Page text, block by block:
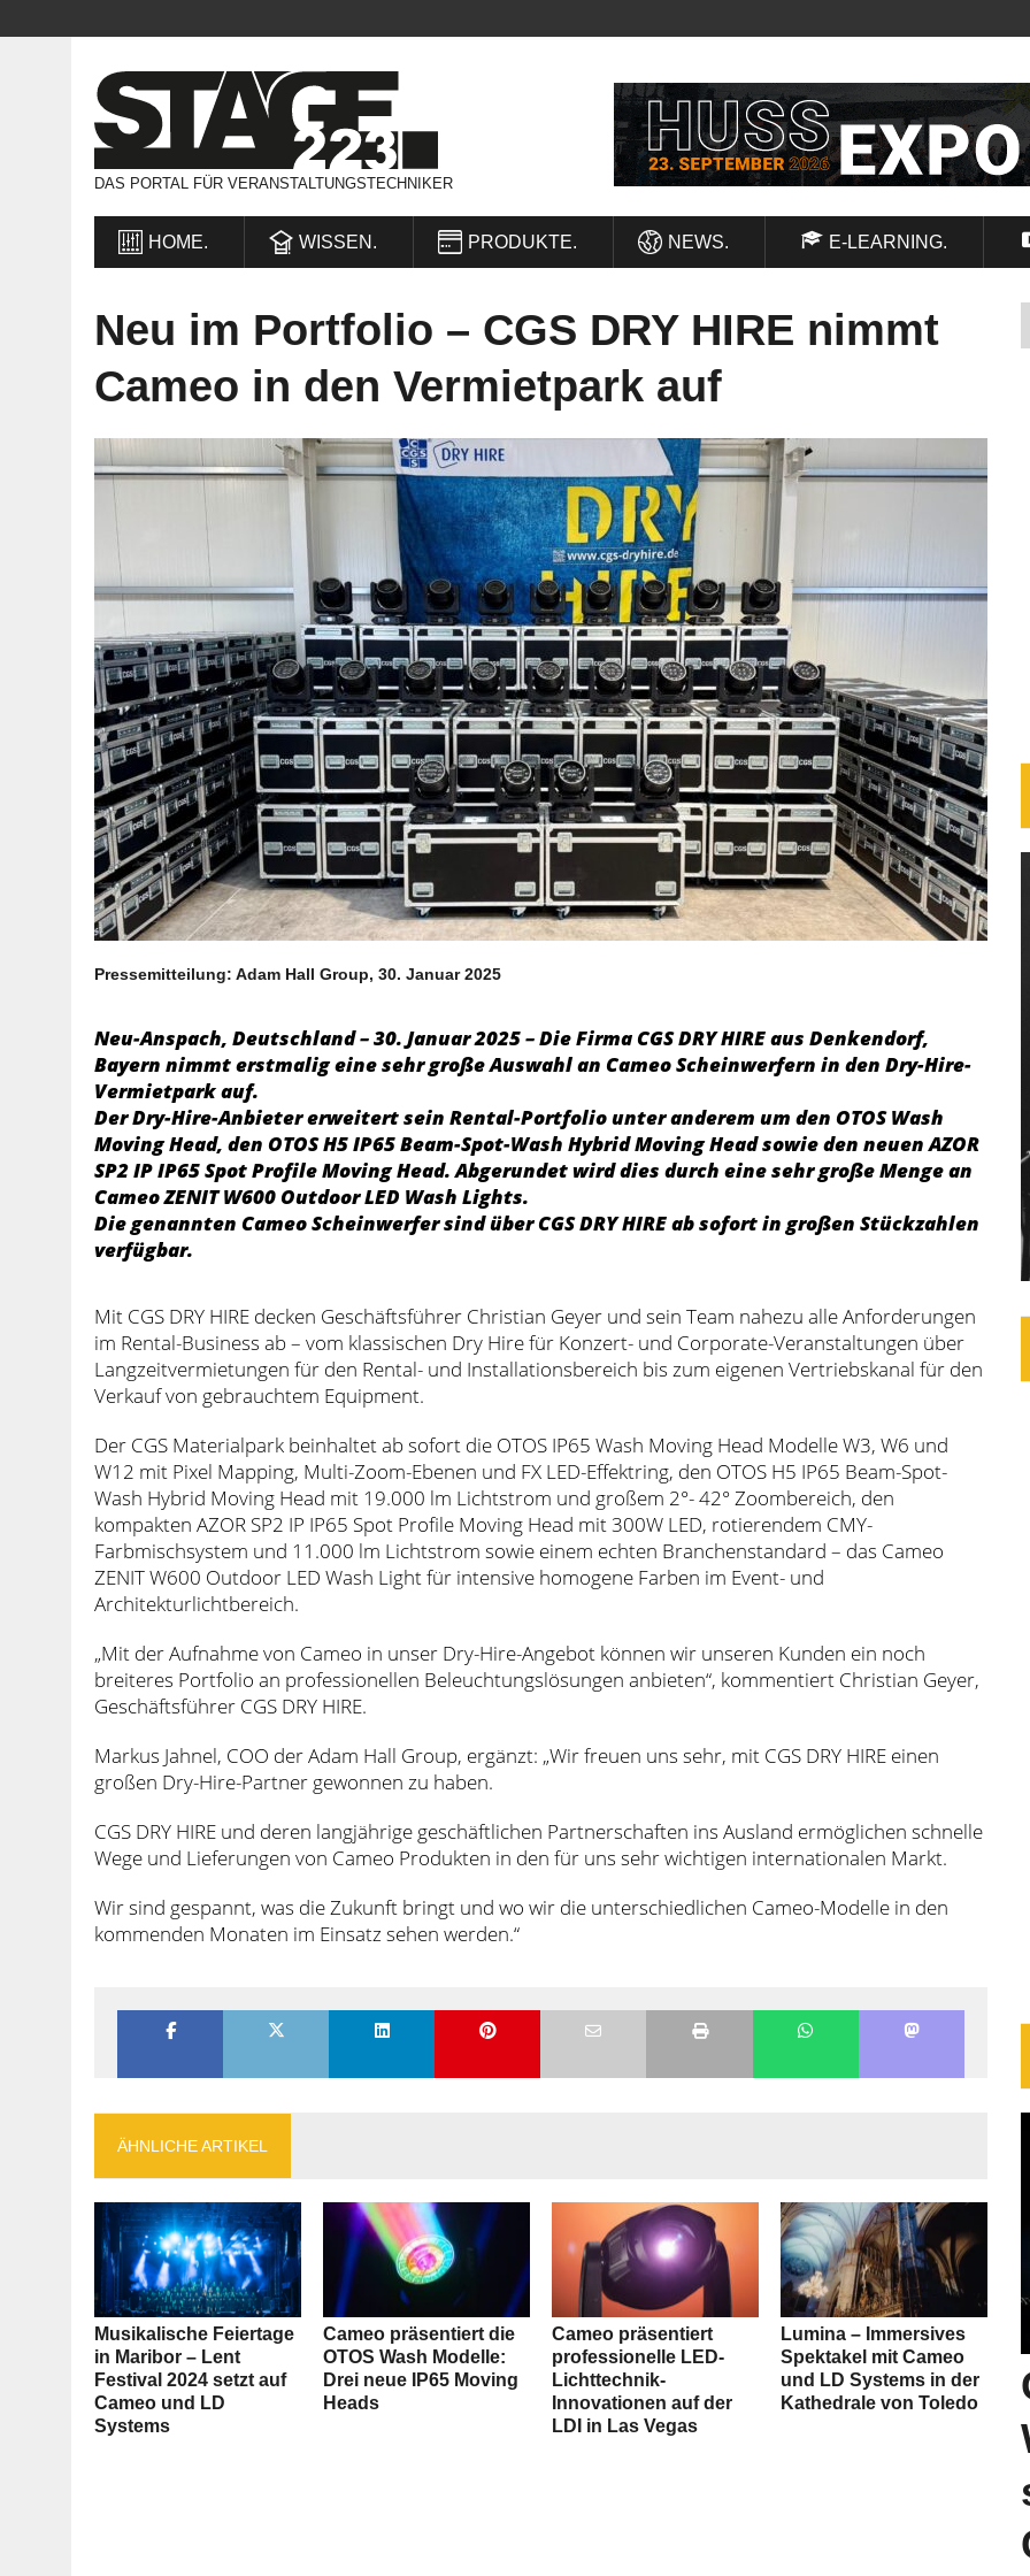
DAS PORTAL FÜR VERANSTALTUNGSTECHNIKER
HOME. WISSEN. PRODUKTE. NEWS. E-LEARNING.
Neu im Portfolio – CGS DRY HIRE nimmt
Cameo in den Vermietpark auf
Pressemitteilung: Adam Hall Group, 30. Januar 2025
Neu-Anspach, Deutschland – 30. Januar 2025 – Die Firma CGS DRY HIRE aus Denkendorf,
Bayern nimmt erstmalig eine sehr große Auswahl an Cameo Scheinwerfern in den Dry-Hire-
Vermietpark auf.
Der Dry-Hire-Anbieter erweitert sein Rental-Portfolio unter anderem um den OTOS Wash
Moving Head, den OTOS H5 IP65 Beam-Spot-Wash Hybrid Moving Head sowie den neuen AZOR
SP2 IP IP65 Spot Profile Moving Head. Abgerundet wird dies durch eine sehr große Menge an
Cameo ZENIT W600 Outdoor LED Wash Lights.
Die genannten Cameo Scheinwerfer sind über CGS DRY HIRE ab sofort in großen Stückzahlen
verfügbar.
Mit CGS DRY HIRE decken Geschäftsführer Christian Geyer und sein Team nahezu alle Anforderungen
im Rental-Business ab – vom klassischen Dry Hire für Konzert- und Corporate-Veranstaltungen über
Langzeitvermietungen für den Rental- und Installationsbereich bis zum eigenen Vertriebskanal für den
Verkauf von gebrauchtem Equipment.
Der CGS Materialpark beinhaltet ab sofort die OTOS IP65 Wash Moving Head Modelle W3, W6 und
W12 mit Pixel Mapping, Multi-Zoom-Ebenen und FX LED-Effektring, den OTOS H5 IP65 Beam-Spot-
Wash Hybrid Moving Head mit 19.000 lm Lichtstrom und großem 2°- 42° Zoombereich, den
kompakten AZOR SP2 IP IP65 Spot Profile Moving Head mit 300W LED, rotierendem CMY-
Farbmischsystem und 11.000 lm Lichtstrom sowie einem echten Branchenstandard – das Cameo
ZENIT W600 Outdoor LED Wash Light für intensive homogene Farben im Event- und
Architekturlichtbereich.
„Mit der Aufnahme von Cameo in unser Dry-Hire-Angebot können wir unseren Kunden ein noch
breiteres Portfolio an professionellen Beleuchtungslösungen anbieten“, kommentiert Christian Geyer,
Geschäftsführer CGS DRY HIRE.
Markus Jahnel, COO der Adam Hall Group, ergänzt: „Wir freuen uns sehr, mit CGS DRY HIRE einen
großen Dry-Hire-Partner gewonnen zu haben.
CGS DRY HIRE und deren langjährige geschäftlichen Partnerschaften ins Ausland ermöglichen schnelle
Wege und Lieferungen von Cameo Produkten in den für uns sehr wichtigen internationalen Markt.
Wir sind gespannt, was die Zukunft bringt und wo wir die unterschiedlichen Cameo-Modelle in den
kommenden Monaten im Einsatz sehen werden.“
ÄHNLICHE ARTIKEL
Musikalische Feiertage
in Maribor – Lent
Festival 2024 setzt auf
Cameo und LD
Systems
Cameo präsentiert die
OTOS Wash Modelle:
Drei neue IP65 Moving
Heads
Cameo präsentiert
professionelle LED-
Lichttechnik-
Innovationen auf der
LDI in Las Vegas
Lumina – Immersives
Spektakel mit Cameo
und LD Systems in der
Kathedrale von Toledo